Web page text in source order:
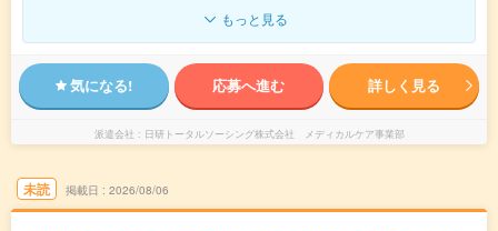
もっと見る
気になる! 応募へ進む 詳しく見る
派遣会社 日研トータルソーシング株式会社 メディカルケア事業部
未読 掲載日 2026/08/06